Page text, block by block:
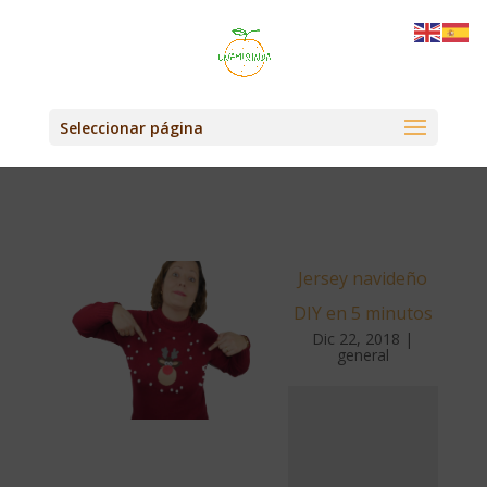
Seleccionar página
Jersey navideño
DIY en 5 minutos
Dic 22, 2018 |
general